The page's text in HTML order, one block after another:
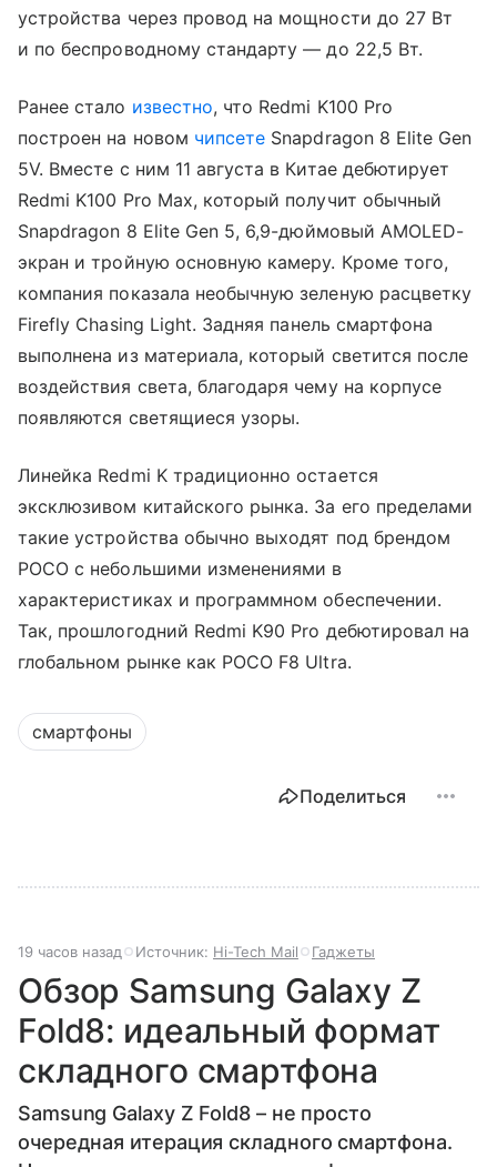
устройства через провод на мощности до 27 Вт
и по беспроводному стандарту — до 22,5 Вт.
Ранее стало известно, что Redmi K100 Pro
построен на новом чипсете Snapdragon 8 Elite Gen
5V. Вместе с ним 11 августа в Китае дебютирует
Redmi K100 Pro Max, который получит обычный
Snapdragon 8 Elite Gen 5, 6,9-дюймовый AMOLED-
экран и тройную основную камеру. Кроме того,
компания показала необычную зеленую расцветку
Firefly Chasing Light. Задняя панель смартфона
выполнена из материала, который светится после
воздействия света, благодаря чему на корпусе
появляются светящиеся узоры.
Линейка Redmi K традиционно остается
эксклюзивом китайского рынка. За его пределами
такие устройства обычно выходят под брендом
POCO с небольшими изменениями в
характеристиках и программном обеспечении.
Так, прошлогодний Redmi K90 Pro дебютировал на
глобальном рынке как POCO F8 Ultra.
смартфоны
Поделиться
19 часов назад Источник: Hi-Tech Mail Гаджеты
Обзор Samsung Galaxy Z
Fold8: идеальный формат
складного смартфона
Samsung Galaxy Z Fold8 – не просто
очередная итерация складного смартфона.